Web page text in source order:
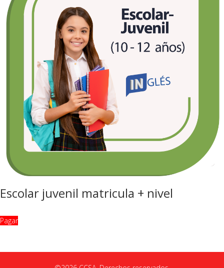
Escolar juvenil matricula + nivel
Pagar